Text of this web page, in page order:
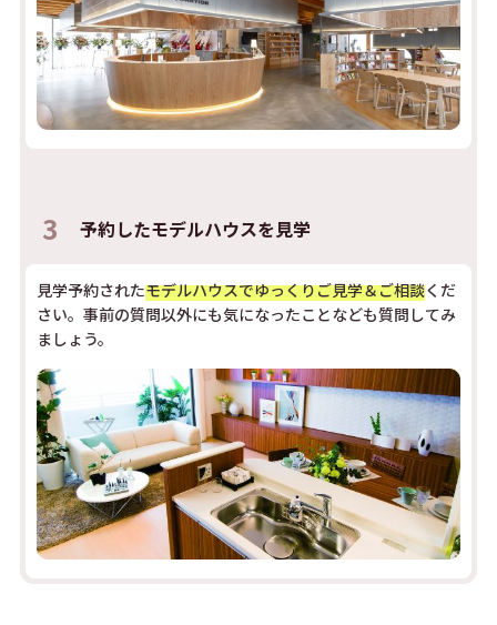
3 予約したモデルハウスを見学
見学予約されたモデルハウスでゆっくりご見学＆ご相談くだ
さい。事前の質問以外にも気になったことなども質問してみ
ましょう。